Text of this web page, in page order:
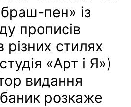
пен» із
прописів
стилях
«Арт і Я»)
видання
розкаже